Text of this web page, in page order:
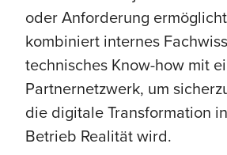
oder Anforderung
kombiniert internes
technisches Know-how mit
Partnernetzwerk, um
die digitale Transformation
Betrieb Realität wird.